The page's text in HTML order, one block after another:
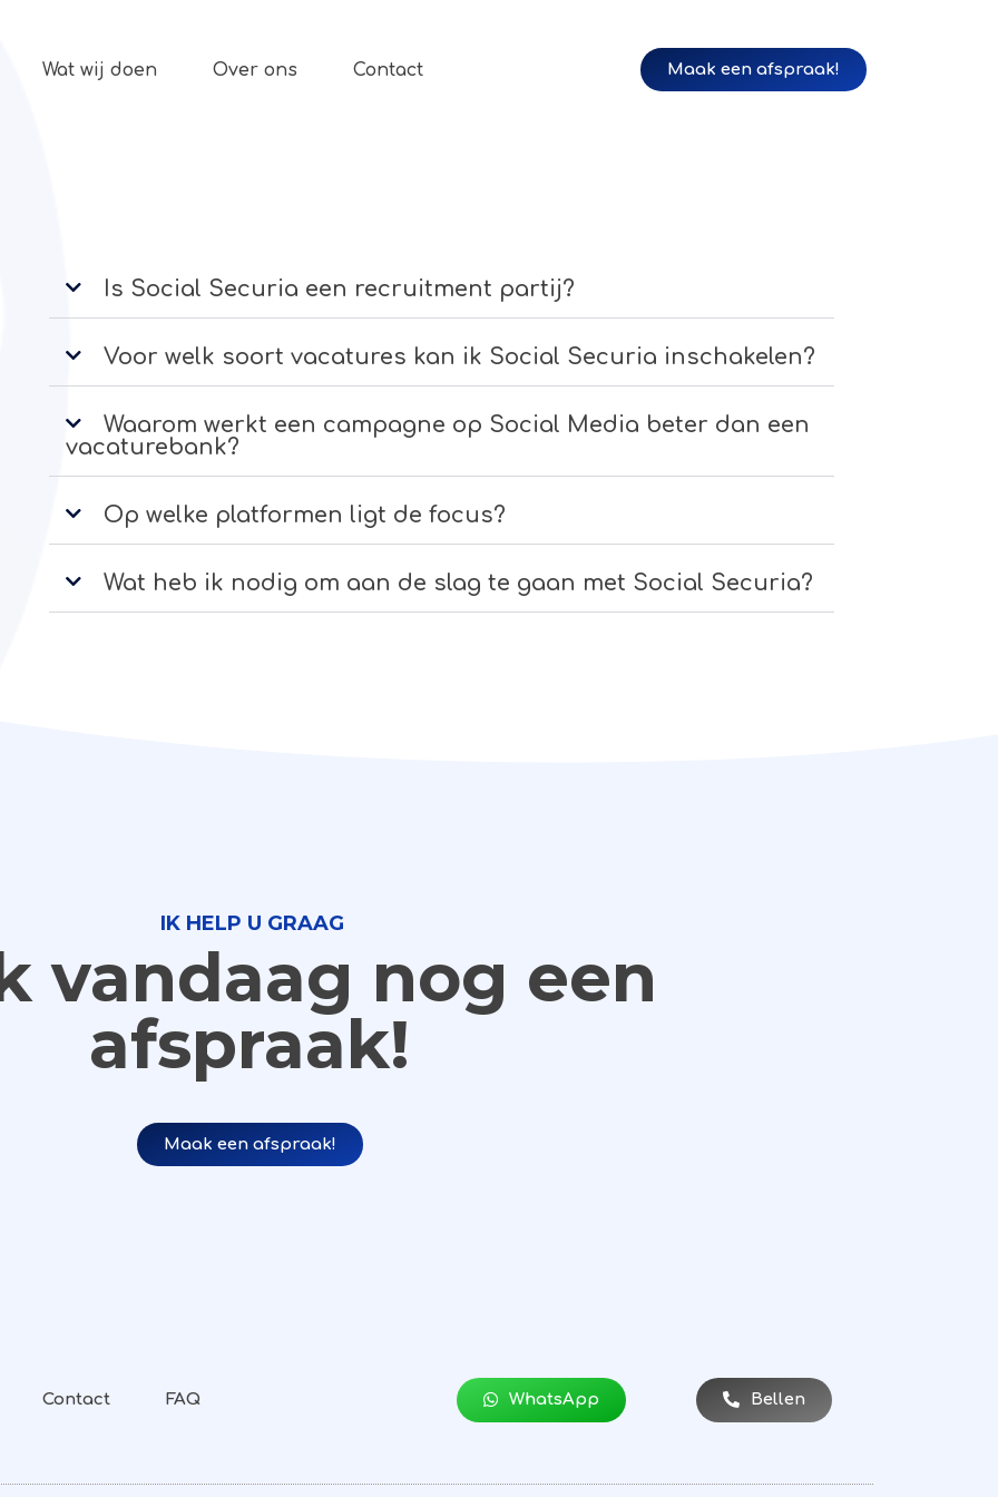
Wat wij doen Over ons Contact Maak een afspraak!
Is Social Securia een recruitment partij?
Voor welk soort vacatures kan ik Social Securia inschakelen?
Waarom werkt een campagne op Social Media beter dan een
vacaturebank?
Op welke platformen ligt de focus?
Wat heb ik nodig om aan de slag te gaan met Social Securia?
IK HELP U GRAAG
vandaag nog een
afspraak!
Maak een afspraak!
Contact FAQ WhatsApp Bellen